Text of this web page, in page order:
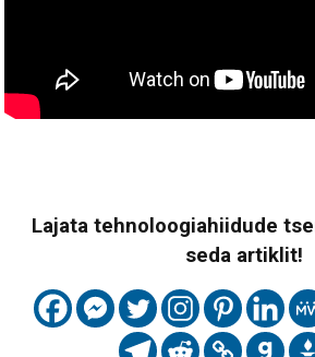
Lajata tehnoloogiahiidude
seda artiklit!